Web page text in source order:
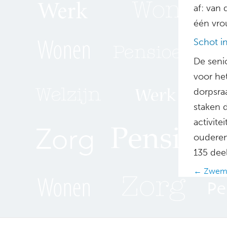
af: van
één
Schot
De
voor
staken
135
Posts
←